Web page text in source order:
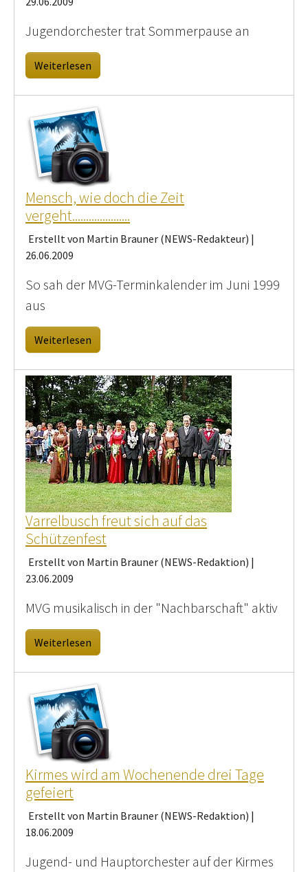
Jugendorchester trat Sommerpause an
Weiterlesen
Mensch, wie doch die Zeit
vergeht.....................
Erstellt von Martin Brauner (NEWS-Redakteur) |
26.06.2009
So sah der MVG-Terminkalender im Juni 1999
aus
Weiterlesen
Varrelbusch freut sich auf das
Schützenfest
Erstellt von Martin Brauner (NEWS-Redaktion) |
23.06.2009
MVG musikalisch in der "Nachbarschaft" aktiv
Weiterlesen
Kirmes wird am Wochenende drei Tage
gefeiert
Erstellt von Martin Brauner (NEWS-Redaktion) |
18.06.2009
Jugend- und Hauptorchester auf der Kirmes